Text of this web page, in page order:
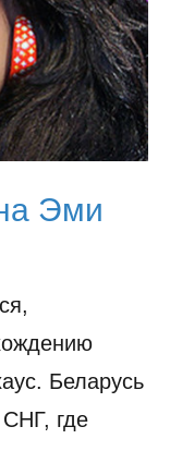
Эми
Беларусь
где